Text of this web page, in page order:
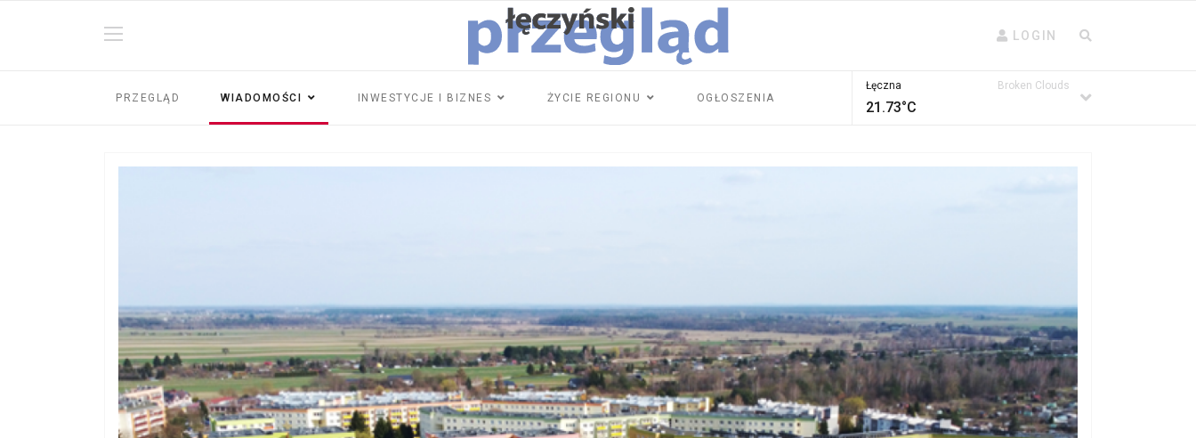
LOGIN
PRZEGLĄD WIADOMOŚCI INWESTYCJE I BIZNES ŻYCIE REGIONU OGŁOSZENIA
Łęczna
21.73°C
Broken Clouds